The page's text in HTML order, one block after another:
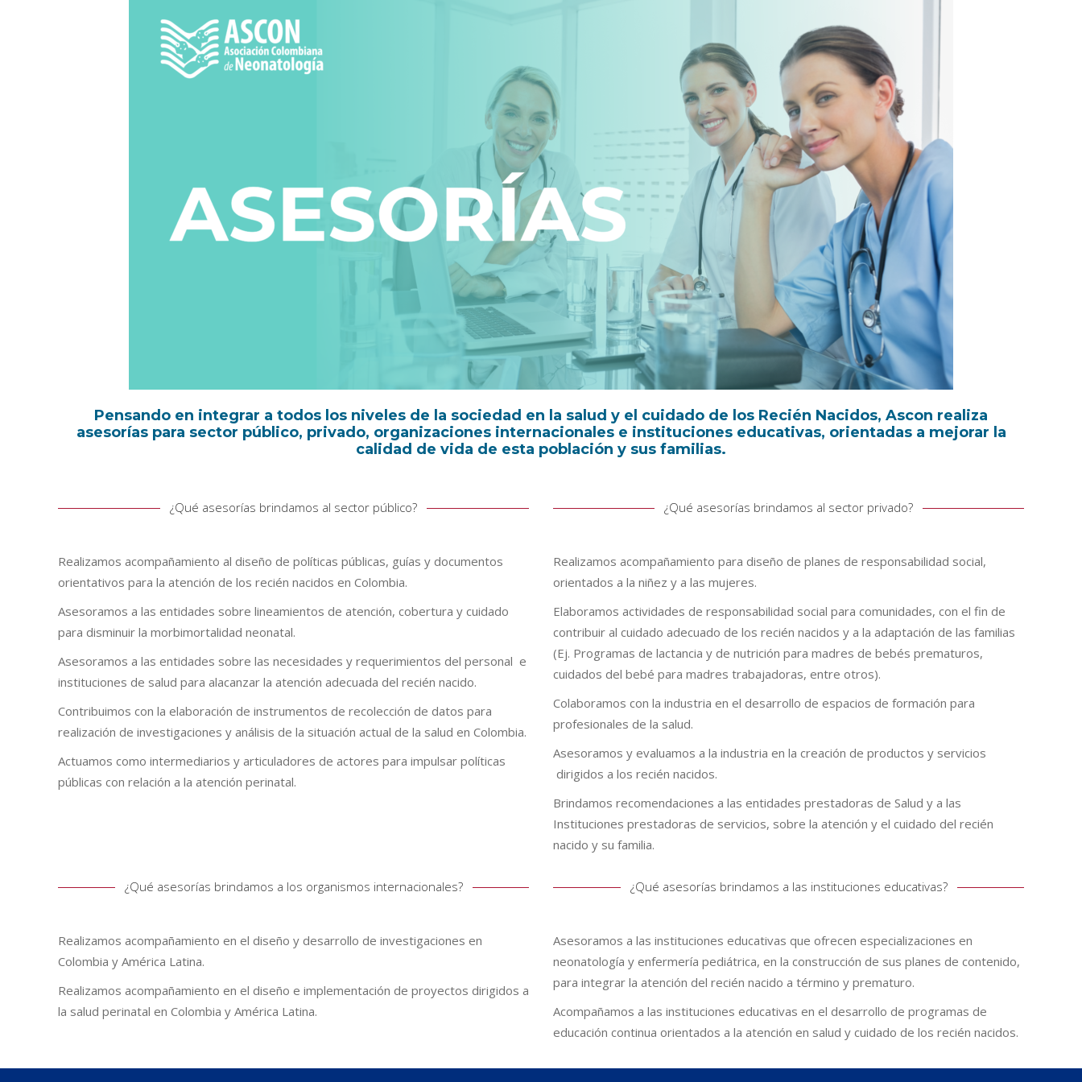
Pensando en integrar a todos los niveles de la sociedad en la salud y el cuidado de los Recién Nacidos, Ascon realiza
asesorías para sector público, privado, organizaciones internacionales e instituciones educativas, orientadas a mejorar la
calidad de vida de esta población y sus familias.
¿Qué asesorías brindamos al sector público?
Realizamos acompañamiento al diseño de políticas públicas, guías y documentos
orientativos para la atención de los recién nacidos en Colombia.
Asesoramos a las entidades sobre lineamientos de atención, cobertura y cuidado
para disminuir la morbimortalidad neonatal.
Asesoramos a las entidades sobre las necesidades y requerimientos del personal e
instituciones de salud para alacanzar la atención adecuada del recién nacido.
Contribuimos con la elaboración de instrumentos de recolección de datos para
realización de investigaciones y análisis de la situación actual de la salud en Colombia.
Actuamos como intermediarios y articuladores de actores para impulsar políticas
públicas con relación a la atención perinatal.
¿Qué asesorías brindamos al sector privado?
Realizamos acompañamiento para diseño de planes de responsabilidad social,
orientados a la niñez y a las mujeres.
Elaboramos actividades de responsabilidad social para comunidades, con el fin de
contribuir al cuidado adecuado de los recién nacidos y a la adaptación de las familias
(Ej. Programas de lactancia y de nutrición para madres de bebés prematuros,
cuidados del bebé para madres trabajadoras, entre otros).
Colaboramos con la industria en el desarrollo de espacios de formación para
profesionales de la salud.
Asesoramos y evaluamos a la industria en la creación de productos y servicios
dirigidos a los recién nacidos.
Brindamos recomendaciones a las entidades prestadoras de Salud y a las
Instituciones prestadoras de servicios, sobre la atención y el cuidado del recién
nacido y su familia.
¿Qué asesorías brindamos a los organismos internacionales?
Realizamos acompañamiento en el diseño y desarrollo de investigaciones en
Colombia y América Latina.
Realizamos acompañamiento en el diseño e implementación de proyectos dirigidos a
la salud perinatal en Colombia y América Latina.
¿Qué asesorías brindamos a las instituciones educativas?
Asesoramos a las instituciones educativas que ofrecen especializaciones en
neonatología y enfermería pediátrica, en la construcción de sus planes de contenido,
para integrar la atención del recién nacido a término y prematuro.
Acompañamos a las instituciones educativas en el desarrollo de programas de
educación continua orientados a la atención en salud y cuidado de los recién nacidos.